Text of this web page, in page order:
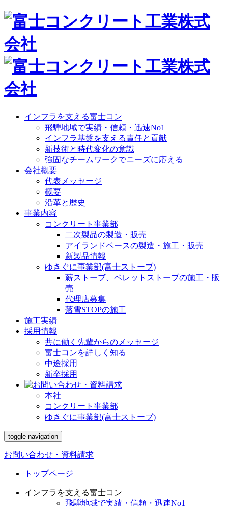
インフラを支える富士コン
飛騨地域で実績・信頼・迅速No1
インフラ基盤を支える責任と貢献
新技術と時代変化の意識
強固なチームワークでニーズに応える
会社概要
代表メッセージ
概要
沿革と歴史
事業内容
コンクリート事業部
二次製品の製造・販売
アイランドベースの製造・施工・販売
新製品情報
ゆきぐに事業部(富士ストーブ)
薪ストーブ、ペレットストーブの施工・販
売
代理店募集
落雪STOPの施工
施工実績
採用情報
共に働く先輩からのメッセージ
富士コンを詳しく知る
中途採用
新卒採用
本社
コンクリート事業部
ゆきぐに事業部(富士ストーブ)
toggle navigation
お問い合わせ・資料請求
トップページ
インフラを支える富士コン
飛騨地域で実績・信頼・迅速No1